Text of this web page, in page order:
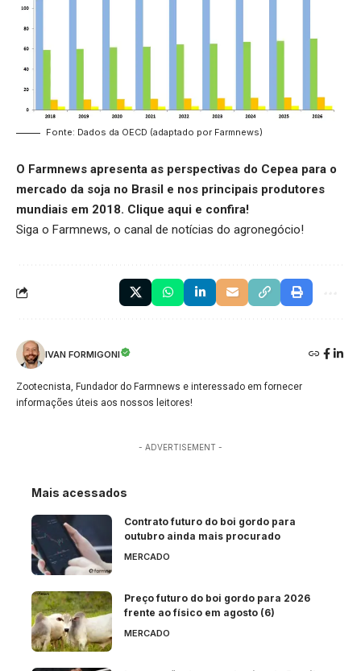
Fonte: Dados da OECD (adaptado por Farmnews)
O Farmnews apresenta as perspectivas do Cepea para o
mercado da soja no Brasil e nos principais produtores
mundiais em 2018. Clique aqui e confira!
Siga o Farmnews, o canal de notícias do agronegócio!
IVAN FORMIGONI
Zootecnista, Fundador do Farmnews e interessado em fornecer
informações úteis aos nossos leitores!
- ADVERTISEMENT -
Mais acessados
Contrato futuro do boi gordo para
outubro ainda mais procurado
MERCADO
Preço futuro do boi gordo para 2026
frente ao físico em agosto (6)
MERCADO